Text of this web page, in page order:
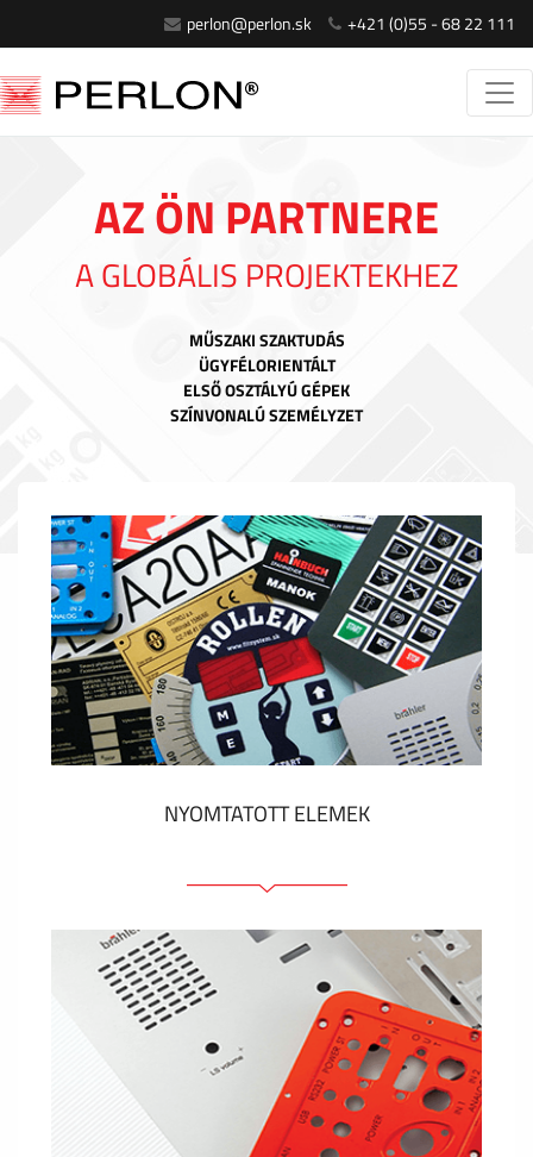
perlon@perlon.sk +421 (0)55 - 68 22 111
AZ ÖN PARTNERE
A GLOBÁLIS PROJEKTEKHEZ
MŰSZAKI SZAKTUDÁS
ÜGYFÉLORIENTÁLT
ELSŐ OSZTÁLYÚ GÉPEK
SZÍNVONALÚ SZEMÉLYZET
NYOMTATOTT ELEMEK
Fóliacímkék
Fóliabillentyűzet, Membrános billentyűzet
Fém címkék
Címkék
Műanyag címkék és cédulák